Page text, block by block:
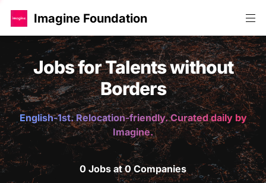
Imagine Foundation
Jobs for Talents without
Borders
English-1st. Relocation-friendly. Curated daily by
Imagine.
0 Jobs at 0 Companies